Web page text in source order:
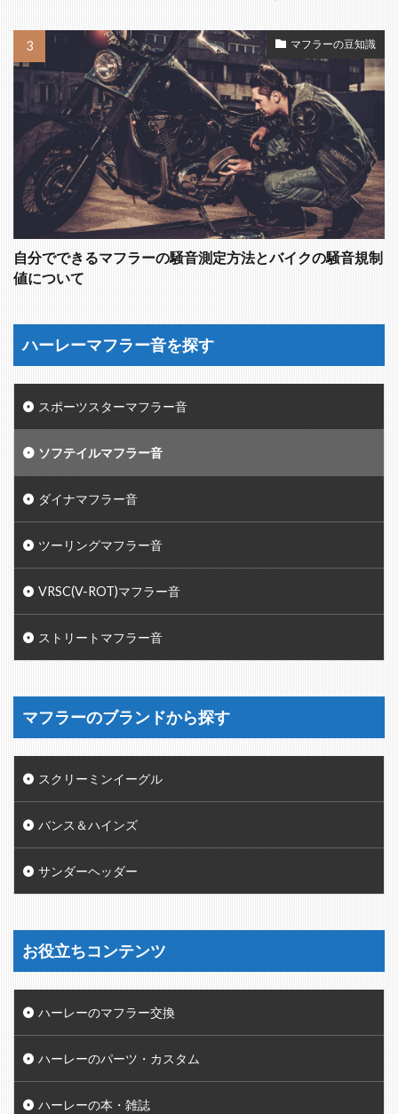
マフラーの豆知識
自分でできるマフラーの騒音測定方法とバイクの騒音規制
値について
ハーレーマフラー音を探す
スポーツスターマフラー音
ソフテイルマフラー音
ダイナマフラー音
ツーリングマフラー音
VRSC(V-ROT)マフラー音
ストリートマフラー音
マフラーのブランドから探す
スクリーミンイーグル
バンス＆ハインズ
サンダーヘッダー
お役立ちコンテンツ
ハーレーのマフラー交換
ハーレーのパーツ・カスタム
ハーレーの本・雑誌